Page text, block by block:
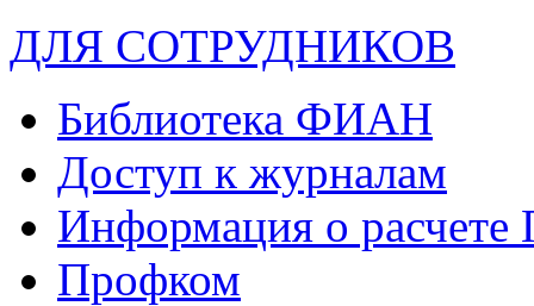
ДЛЯ СОТРУДНИКОВ
Библиотека ФИАН
Доступ к журналам
Информация о
Профком